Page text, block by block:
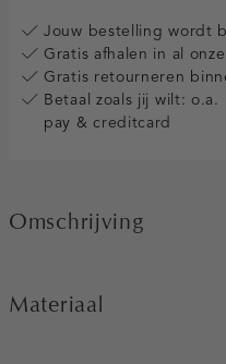
Jouw bestelling wordt
Gratis afhalen in al
Gratis retourneren
Betaal zoals jij wilt:
pay & creditcard
Omschrijving
Materiaal